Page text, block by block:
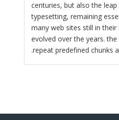
centuries, but also the
typesetting, remaining
many web sites still in their
evolved over the years.
repeat predefined chunks